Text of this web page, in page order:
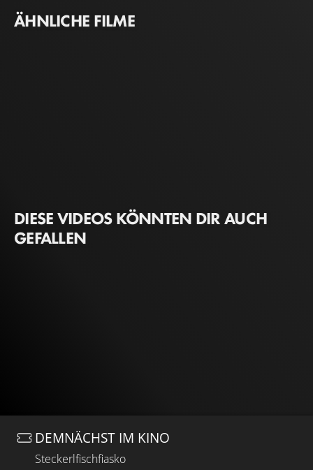
ÄHNLICHE FILME
DIESE VIDEOS KÖNNTEN DIR AUCH
GEFALLEN
DEMNÄCHST IM KINO
Steckerlfischfiasko